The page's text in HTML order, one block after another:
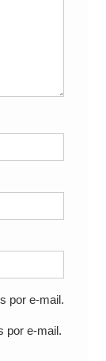
por e-mail.
por e-mail.